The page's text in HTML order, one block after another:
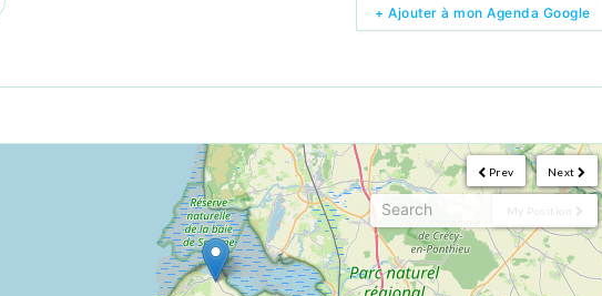
+ Ajouter à mon Agenda Google
Next
Prev
My Position